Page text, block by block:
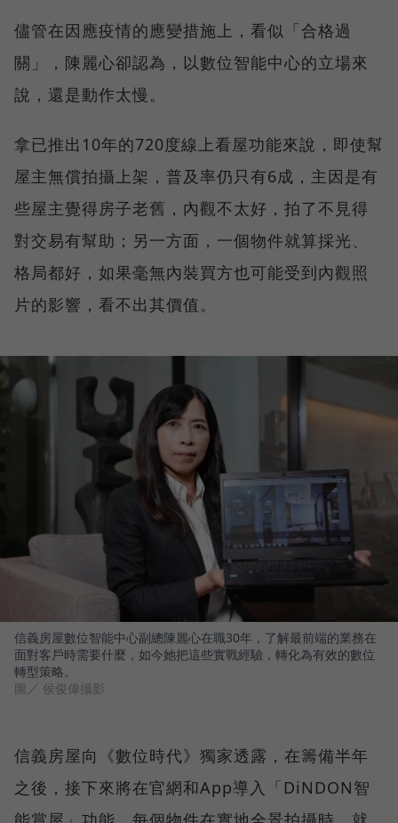
儘管在因應疫情的應變措施上，看似「合格過
關」，陳麗心卻認為，以數位智能中心的立場來
說，還是動作太慢。
拿已推出10年的720度線上看屋功能來說，即使幫
屋主無償拍攝上架，普及率仍只有6成，主因是有
些屋主覺得房子老舊，內觀不太好，拍了不見得
對交易有幫助；另一方面，一個物件就算採光、
格局都好，如果毫無內裝買方也可能受到內觀照
片的影響，看不出其價值。
信義房屋數位智能中心副總陳麗心在職30年，了解最前端的業務在
面對客戶時需要什麼，如今她把這些實戰經驗，轉化為有效的數位
轉型策略。
圖／ 侯俊偉攝影
信義房屋向《數位時代》獨家透露，在籌備半年
之後，接下來將在官網和App導入「DiNDON智